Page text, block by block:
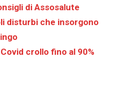
di Assosalute
disturbi che insorgono
crollo fino al 90%